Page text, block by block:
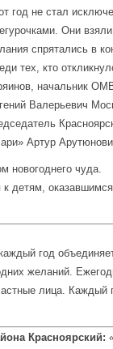
год не стал
Они
спрятались в
тех, кто
начальник
Валерьевич
Артур
новогоднего чуда.
детям,
год
желаний.
лица.
Красноярский: